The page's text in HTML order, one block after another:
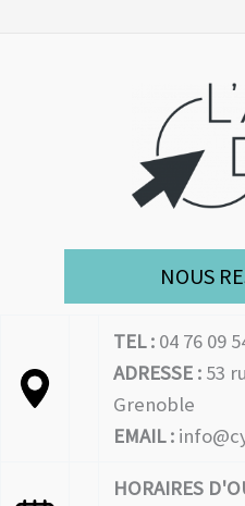
NOUS
TEL : 04 76 09
ADRESSE : 53
Grenoble
EMAIL :
HORAIRES